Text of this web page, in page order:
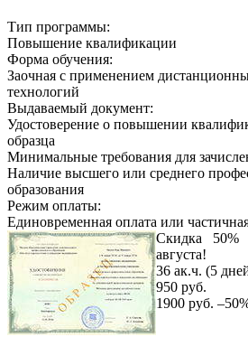
Тип программы:
Повышение квалификации
Форма обучения:
Заочная с применением
технологий
Выдаваемый документ:
Удостоверение о повышении
образца
Минимальные требования для
Наличие высшего или среднего
образования
Режим оплаты:
Единовременная оплата или
Скидка 50%
августа!
36 ак.ч. (5
950 руб.
1900 руб.